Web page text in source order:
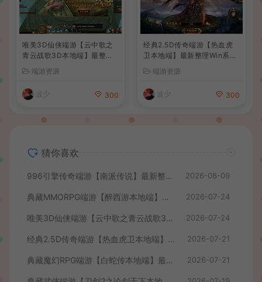
唯美3D仙侠端游【云中歌之
青云战歌3D本地端】最整理
M工具+详细搭建教程
端游资源
波少 300
经典2.5D传奇端游【热血虎
卫本地端】最新整理Win系服
程
端游资源
波少 300
猜你喜欢
996引擎传奇端游【南派传说】最新整理WIN系一键即玩单机端+PC客户端+详细搭建教程 2026-08-09
典藏MMORPG端游【醉西游本地端】最新最新整理Win系服务端+PC客户端+GM后台+详细搭建教程 2026-07-24
唯美3D仙侠端游【云中歌之青云战歌3D本地端】最整理Win系服务端+PC客户端+GM工具+详细搭建教程 2026-07-24
经典2.5D传奇端游【热血虎卫本地端】最新整理Win系服务端+PC客户端+详细搭建教程 2026-07-21
典藏魔幻RPG端游【白蛇传本地端】最新整理Win系服务端+PC客户端+GM工具+详细搭建教程 2026-07-21